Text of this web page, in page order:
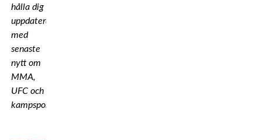
hålla dig
uppdaterad
med
senaste
nytt om
MMA,
UFC och
kampsport!